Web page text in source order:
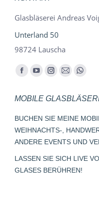
Glasbläserei Andreas
Unterland 50
98724 Lauscha
Finden Sie uns auf:
Facebook
opens
in
new
window
YouTube
opens
in
new
window
Instagram
opens
in
new
window
E-
page
opens
in
new
in
new
MOBILE
BUCHEN SIE MEINE
WEIHNACHTS-,
ANDERE EVENTS UND
LASSEN SIE SICH LIVE
GLASES BERÜHREN!